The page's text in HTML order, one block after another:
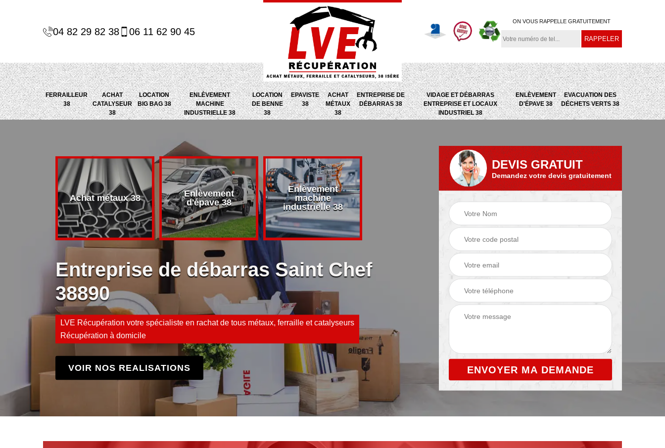
04 82 29 82 38 06 11 62 90 45
ON VOUS RAPPELLE GRATUITEMENT
FERRAILLEUR
38
ACHAT
CATALYSEUR
38
LOCATION
BIG BAG 38
ENLÈVEMENT
MACHINE
INDUSTRIELLE 38
LOCATION
DE BENNE
38
EPAVISTE
38
ACHAT
MÉTAUX
38
ENTREPRISE DE
DÉBARRAS 38
VIDAGE ET DÉBARRAS
ENTREPRISE ET LOCAUX
INDUSTRIEL 38
ENLÈVEMENT
D'ÉPAVE 38
EVACUATION DES
DÉCHETS VERTS 38
Achat métaux 38
Enlèvement
d'épave 38
Enlèvement
machine
industrielle 38
Entreprise de
Evacuation des
déchets verts 38
Entreprise de débarras Saint Chef
38890
LVE Récupération votre spécialiste en rachat de tous métaux, ferraille et catalyseurs
Récupération à domicile
VOIR NOS REALISATIONS
DEVIS GRATUIT
Demandez votre devis gratuitement